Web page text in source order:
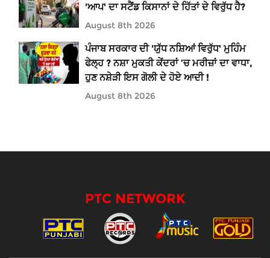
'ਆਪ' ਦਾ ਸਟੈਂਡ ਕਿਸਾਨਾਂ ਦੇ ਹਿੱਤਾਂ ਦੇ ਵਿਰੁੱਧ ਹੈ?
August 8th 2026
ਪੰਜਾਬ ਸਰਕਾਰ ਦੀ 'ਯੁੱਧ ਨਸ਼ਿਆਂ ਵਿਰੁੱਧ' ਮੁਹਿੰਮ
ਫੇਲ੍ਹ ? ਨਸ਼ਾ ਮੁਕਤੀ ਕੇਂਦਰਾਂ ’ਚ ਮਰੀਜ਼ਾਂ ਦਾ ਵਾਧਾ,
ਹੁਣ ਨਸ਼ੇੜੀ ਇਸ ਗੋਲੀ ਦੇ ਹੋਏ ਆਦੀ !
August 8th 2026
PTC NETWORK